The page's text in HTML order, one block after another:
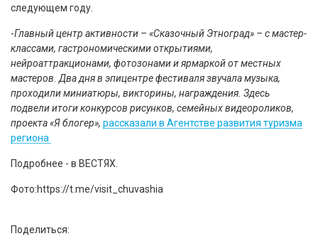
следующем году.
-Главный центр активности – «Сказочный Этноград» – с мастер-
классами, гастрономическими открытиями,
нейроаттракционами, фотозонами и ярмаркой от местных
мастеров. Два дня в эпицентре фестиваля звучала музыка,
проходили миниатюры, викторины, награждения. Здесь
подвели итоги конкурсов рисунков, семейных видеороликов,
проекта «Я блогер», рассказали в Агентстве развития туризма
региона
Подробнее - в ВЕСТЯХ.
Фото:https://t.me/visit_chuvashia
Поделиться: